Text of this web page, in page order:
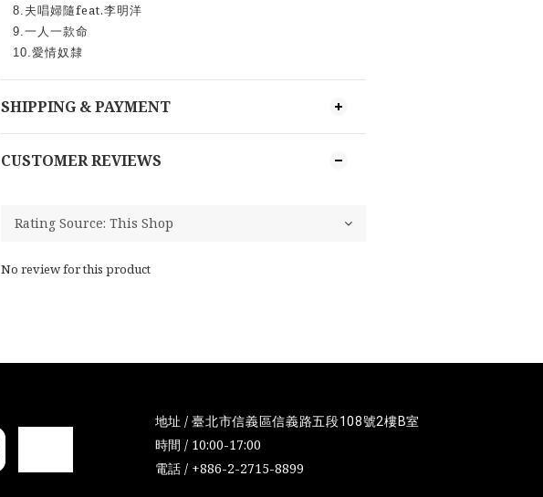
8. 夫唱婦隨feat.李明洋
9. 一人一款命
10. 愛情奴隸
SHIPPING & PAYMENT
CUSTOMER REVIEWS
No review for this product
地址 /臺北市信義區信義路五段108號2樓B室
時間 / 10:00-17:00
電話 / +886-2-2715-8899